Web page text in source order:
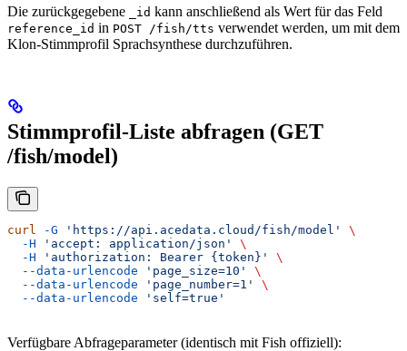
Die zurückgegebene _id kann anschließend als Wert für das Feld
reference_id in POST /fish/tts verwendet werden, um mit dem
Klon-Stimmprofil Sprachsynthese durchzuführen.
Stimmprofil-Liste abfragen (GET
/fish/model)
curl -G 'https://api.acedata.cloud/fish/model'
\
  -H
'accept: application/json'
\
  -H
'authorization: Bearer {token}'
\
  --data-urlencode
'page_size=10'
\
  --data-urlencode
'page_number=1'
\
  --data-urlencode
'self=true'
Verfügbare Abfrageparameter (identisch mit Fish offiziell):